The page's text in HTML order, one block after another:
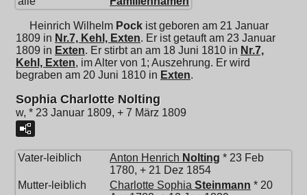
Heinrich Wilhelm Pock ist geboren am 21 Januar
1809 in Nr.7, Kehl, Exten. Er ist getauft am 23 Januar
1809 in Exten. Er stirbt an am 18 Juni 1810 in Nr.7,
Kehl, Exten, im Alter von 1; Auszehrung. Er wird
begraben am 20 Juni 1810 in Exten.
Sophia Charlotte Nolting
w, * 23 Januar 1809, + 7 März 1809
Vater-leiblich Anton Henrich Nolting * 23 Feb
1780, + 21 Dez 1854
Mutter-leiblich
Charlotte Sophia Steinmann * 20